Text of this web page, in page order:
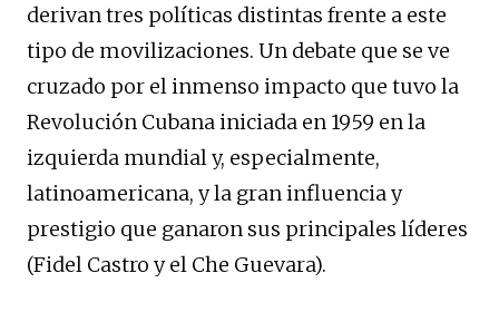
derivan tres políticas distintas frente a este
tipo de movilizaciones. Un debate que se ve
cruzado por el inmenso impacto que tuvo la
Revolución Cubana iniciada en 1959 en la
izquierda mundial y, especialmente,
latinoamericana, y la gran influencia y
prestigio que ganaron sus principales líderes
(Fidel Castro y el Che Guevara).